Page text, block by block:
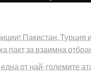
Пакистан, Турция
пакт за взаимна
от най-големите